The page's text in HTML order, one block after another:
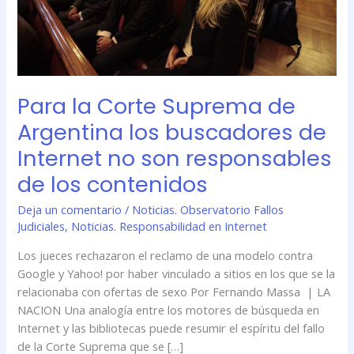
Para la Corte Suprema de
Argentina los buscadores de
Internet no son responsables
de los contenidos
Deja un comentario / Noticias. Observatorio Fallos
Judiciales, Noticias. Responsabilidad en Internet
Los jueces rechazaron el reclamo de una modelo contra
Google y Yahoo! por haber vinculado a sitios en los que se la
relacionaba con ofertas de sexo Por Fernando Massa | LA
NACION Una analogía entre los motores de búsqueda en
Internet y las bibliotecas puede resumir el espíritu del fallo
de la Corte Suprema que se […]
de
Internet
de
los
contenidos